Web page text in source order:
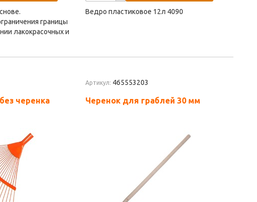
границы
лакокрасочных и
Ведро пластиковое 12л 4090
черенка
Артикул: 465553203
Черенок для граблей 30 мм